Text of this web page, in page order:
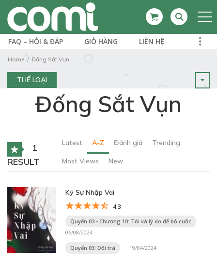
FAQ – HỎI & ĐÁP GIỎ HÀNG LIÊN HỆ
Home Đống Sắt Vụn
THỂ LOẠI
Đống Sắt Vụn
1
RESULT
Latest A-Z Đánh giá Trending
Most Views New
Ký Sự Nhập Vai
4.3
Quyển 03 - Chương 10: Tôi và lý do để bỏ cuộc
06/08/2024
Quyển 03: Dối trá 19/04/2024